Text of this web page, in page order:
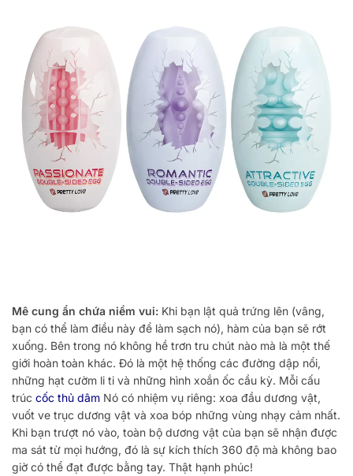
Mê cung ẩn chứa niềm vui: Khi bạn lật quả trứng lên (vâng,
bạn có thể làm điều này để làm sạch nó), hàm của bạn sẽ rớt
xuống. Bên trong nó không hề trơn tru chút nào mà là một thế
giới hoàn toàn khác. Đó là một hệ thống các đường dập nổi,
những hạt cườm li ti và những hình xoắn ốc cầu kỳ. Mỗi cấu
trúc cốc thủ dâm Nó có nhiệm vụ riêng: xoa đầu dương vật,
vuốt ve trục dương vật và xoa bóp những vùng nhạy cảm nhất.
Khi bạn trượt nó vào, toàn bộ dương vật của bạn sẽ nhận được
ma sát từ mọi hướng, đó là sự kích thích 360 độ mà không bao
giờ có thể đạt được bằng tay. Thật hạnh phúc!